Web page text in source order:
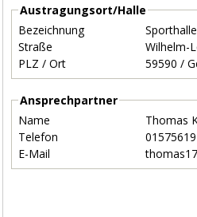
Austragungsort/Halle
Bezeichnung
Straße
Wilhelm-
PLZ / Ort
Ansprechpartner
Name
Thomas
Telefon
E-Mail